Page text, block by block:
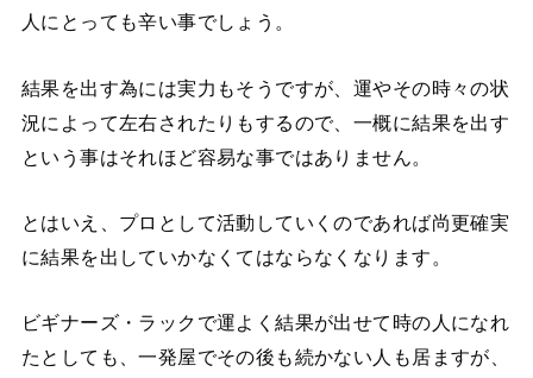
人にとっても辛い事でしょう。
結果を出す為には実力もそうですが、運やその時々の状
況によって左右されたりもするので、一概に結果を出す
という事はそれほど容易な事ではありません。
とはいえ、プロとして活動していくのであれば尚更確実
に結果を出していかなくてはならなくなります。
ビギナーズ・ラックで運よく結果が出せて時の人になれ
たとしても、一発屋でその後も続かない人も居ますが、